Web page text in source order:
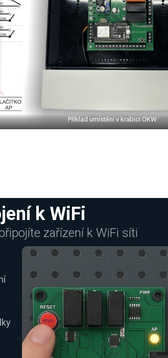
Příklad umístění v krabici OKW
k WiFi
zařízení k WiFi síti